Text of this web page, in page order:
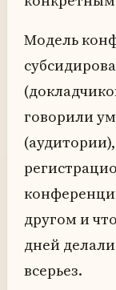
Модель
говорили
другом и
дней
всерьез.